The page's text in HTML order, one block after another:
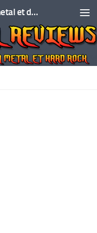
Chroniques albums de heavy metal et de hard rock